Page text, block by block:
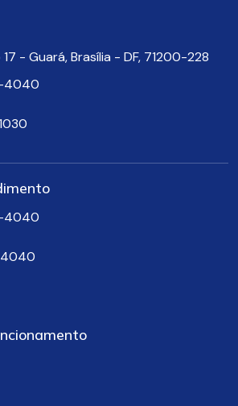
- Guará, Brasília - DF, 71200-228
4040
4040